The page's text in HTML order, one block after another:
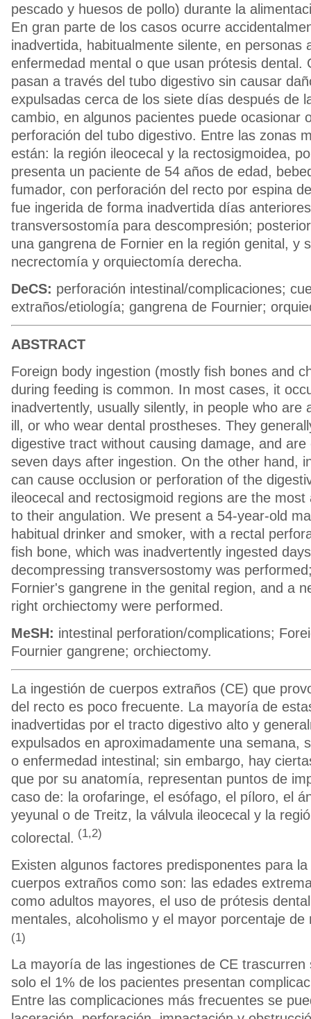
pescado y huesos de pollo) durante la
En gran parte de los casos ocurre
inadvertida, habitualmente silente, en personas
enfermedad mental o que usan prótesis dental.
pasan a través del tubo digestivo sin causar
expulsadas cerca de los siete días después de
cambio, en algunos pacientes puede ocasionar
perforación del tubo digestivo. Entre las zonas
están: la región ileocecal y la rectosigmoidea,
presenta un paciente de 54 años de edad,
fumador, con perforación del recto por espina
fue ingerida de forma inadvertida días
transversostomía para descompresión;
una gangrena de Fornier en la región genital, y
necrectomía y orquiectomía derecha.
DeCS: perforación intestinal/complicaciones;
extraños/etiología; gangrena de Fournier;
ABSTRACT
Foreign body ingestion (mostly fish bones and
during feeding is common. In most cases, it
inadvertently, usually silently, in people who are
ill, or who wear dental prostheses. They
digestive tract without causing damage, and are
seven days after ingestion. On the other hand,
can cause occlusion or perforation of the
ileocecal and rectosigmoid regions are the
to their angulation. We present a 54-year-old
habitual drinker and smoker, with a rectal
fish bone, which was inadvertently ingested
decompressing transversostomy was
Fornier's gangrene in the genital region, and a
right orchiectomy were performed.
MeSH: intestinal perforation/complications;
Fournier gangrene; orchiectomy.
La ingestión de cuerpos extraños (CE) que
del recto es poco frecuente. La mayoría de
inadvertidas por el tracto digestivo alto y
expulsados en aproximadamente una semana,
o enfermedad intestinal; sin embargo, hay
que por su anatomía, representan puntos de
caso de: la orofaringe, el esófago, el píloro, el
yeyunal o de Treitz, la válvula ileocecal y la
colorectal. (1,2)
Existen algunos factores predisponentes para
cuerpos extraños como son: las edades
como adultos mayores, el uso de prótesis
mentales, alcoholismo y el mayor porcentaje de
(1)
La mayoría de las ingestiones de CE trascurren
solo el 1% de los pacientes presentan
Entre las complicaciones más frecuentes se